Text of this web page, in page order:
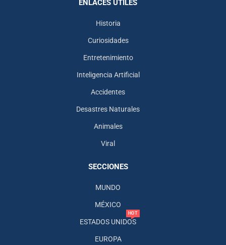
ENLACES ÚTILES
Historia
Curiosidades
Entretenimiento
Inteligencia Artificial
Accidentes
Desastres Naturales
Animales
Viral
SECCIONES
MUNDO
MÉXICO
ESTADOS UNIDOS
HOT
EUROPA